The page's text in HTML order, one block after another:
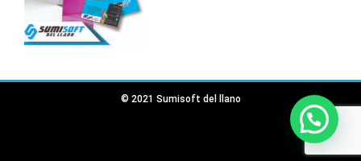
© 2021 Sumisoft del llano